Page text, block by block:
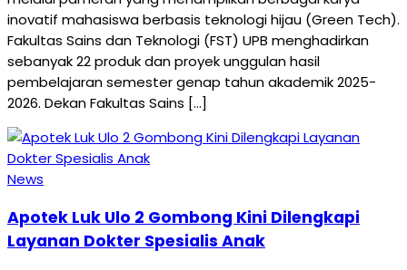
inovatif mahasiswa berbasis teknologi hijau (Green Tech).
Fakultas Sains dan Teknologi (FST) UPB menghadirkan
sebanyak 22 produk dan proyek unggulan hasil
pembelajaran semester genap tahun akademik 2025-
2026. Dekan Fakultas Sains […]
News
Apotek Luk Ulo 2 Gombong Kini Dilengkapi
Layanan Dokter Spesialis Anak